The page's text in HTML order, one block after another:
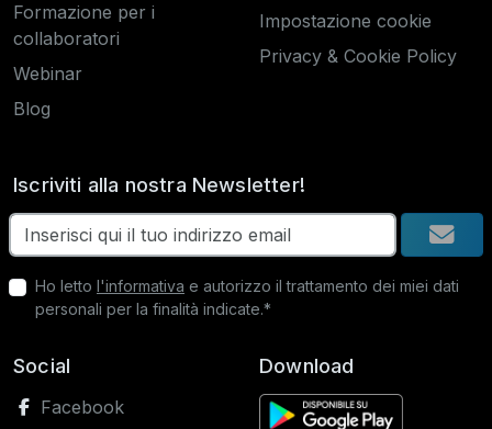
Formazione per i
collaboratori
Webinar
Blog
Impostazione cookie
Privacy & Cookie Policy
Iscriviti alla nostra Newsletter!
Ho letto l'informativa e autorizzo il trattamento dei miei dati
personali per la finalità indicate.*
Social
Facebook
Download